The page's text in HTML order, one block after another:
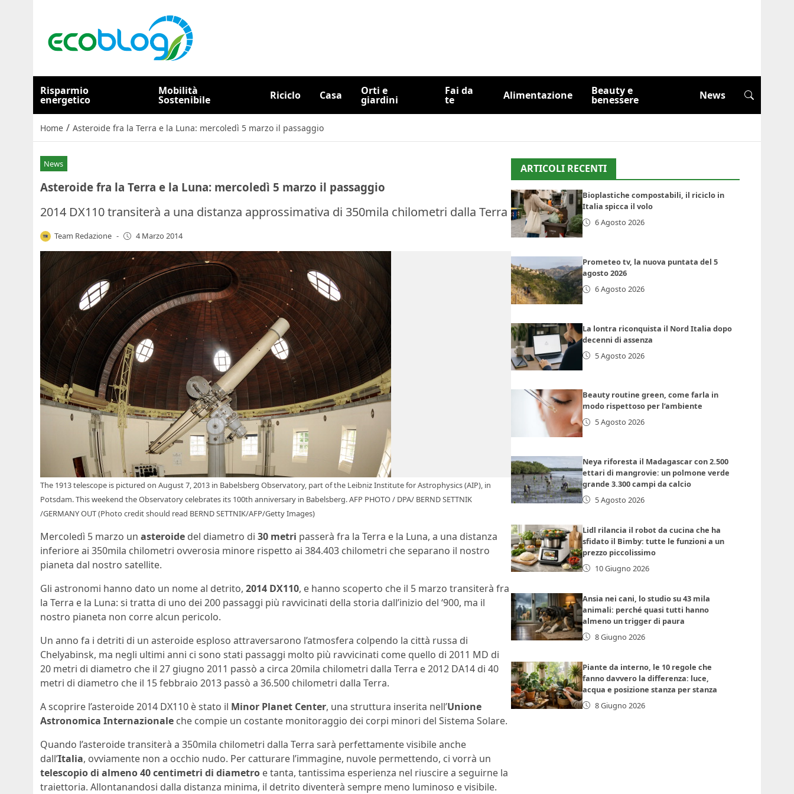
Risparmio
energetico
Mobilità
Sostenibile Riciclo Casa Orti e
giardini
Fai da
te Alimentazione Beauty e
benessere News
Home / Asteroide fra la Terra e la Luna: mercoledì 5 marzo il passaggio
News
Asteroide fra la Terra e la Luna: mercoledì 5 marzo il passaggio
2014 DX110 transiterà a una distanza approssimativa di 350mila chilometri dalla Terra
Team Redazione - 4 Marzo 2014
The 1913 telescope is pictured on August 7, 2013 in Babelsberg Observatory, part of the Leibniz Institute for Astrophysics (AIP), in
Potsdam. This weekend the Observatory celebrates its 100th anniversary in Babelsberg. AFP PHOTO / DPA/ BERND SETTNIK
/GERMANY OUT (Photo credit should read BERND SETTNIK/AFP/Getty Images)
Mercoledì 5 marzo un asteroide del diametro di 30 metri passerà fra la Terra e la Luna, a una distanza
inferiore ai 350mila chilometri ovverosia minore rispetto ai 384.403 chilometri che separano il nostro
pianeta dal nostro satellite.
Gli astronomi hanno dato un nome al detrito, 2014 DX110, e hanno scoperto che il 5 marzo transiterà fra
la Terra e la Luna: si tratta di uno dei 200 passaggi più ravvicinati della storia dall’inizio del ‘900, ma il
nostro pianeta non corre alcun pericolo.
Un anno fa i detriti di un asteroide esploso attraversarono l’atmosfera colpendo la città russa di
Chelyabinsk, ma negli ultimi anni ci sono stati passaggi molto più ravvicinati come quello di 2011 MD di
20 metri di diametro che il 27 giugno 2011 passò a circa 20mila chilometri dalla Terra e 2012 DA14 di 40
metri di diametro che il 15 febbraio 2013 passò a 36.500 chilometri dalla Terra.
A scoprire l’asteroide 2014 DX110 è stato il Minor Planet Center, una struttura inserita nell’Unione
Astronomica Internazionale che compie un costante monitoraggio dei corpi minori del Sistema Solare.
Quando l’asteroide transiterà a 350mila chilometri dalla Terra sarà perfettamente visibile anche
dall’Italia, ovviamente non a occhio nudo. Per catturare l’immagine, nuvole permettendo, ci vorrà un
telescopio di almeno 40 centimetri di diametro e tanta, tantissima esperienza nel riuscire a seguirne la
traiettoria. Allontanandosi dalla distanza minima, il detrito diventerà sempre meno luminoso e visibile.
ARTICOLI RECENTI
Bioplastiche compostabili, il riciclo in
Italia spicca il volo
6 Agosto 2026
Prometeo tv, la nuova puntata del 5
agosto 2026
6 Agosto 2026
La lontra riconquista il Nord Italia dopo
decenni di assenza
5 Agosto 2026
Beauty routine green, come farla in
modo rispettoso per l’ambiente
5 Agosto 2026
Neya riforesta il Madagascar con 2.500
ettari di mangrovie: un polmone verde
grande 3.300 campi da calcio
5 Agosto 2026
Lidl rilancia il robot da cucina che ha
sfidato il Bimby: tutte le funzioni a un
prezzo piccolissimo
10 Giugno 2026
Ansia nei cani, lo studio su 43 mila
animali: perché quasi tutti hanno
almeno un trigger di paura
8 Giugno 2026
Piante da interno, le 10 regole che
fanno davvero la differenza: luce,
acqua e posizione stanza per stanza
8 Giugno 2026